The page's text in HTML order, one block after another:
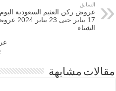
السابق
عروض ركن العثيم السعودية اليوم
17 يناير حتى 23 يناير
الشتاء
مقالات مشابهة